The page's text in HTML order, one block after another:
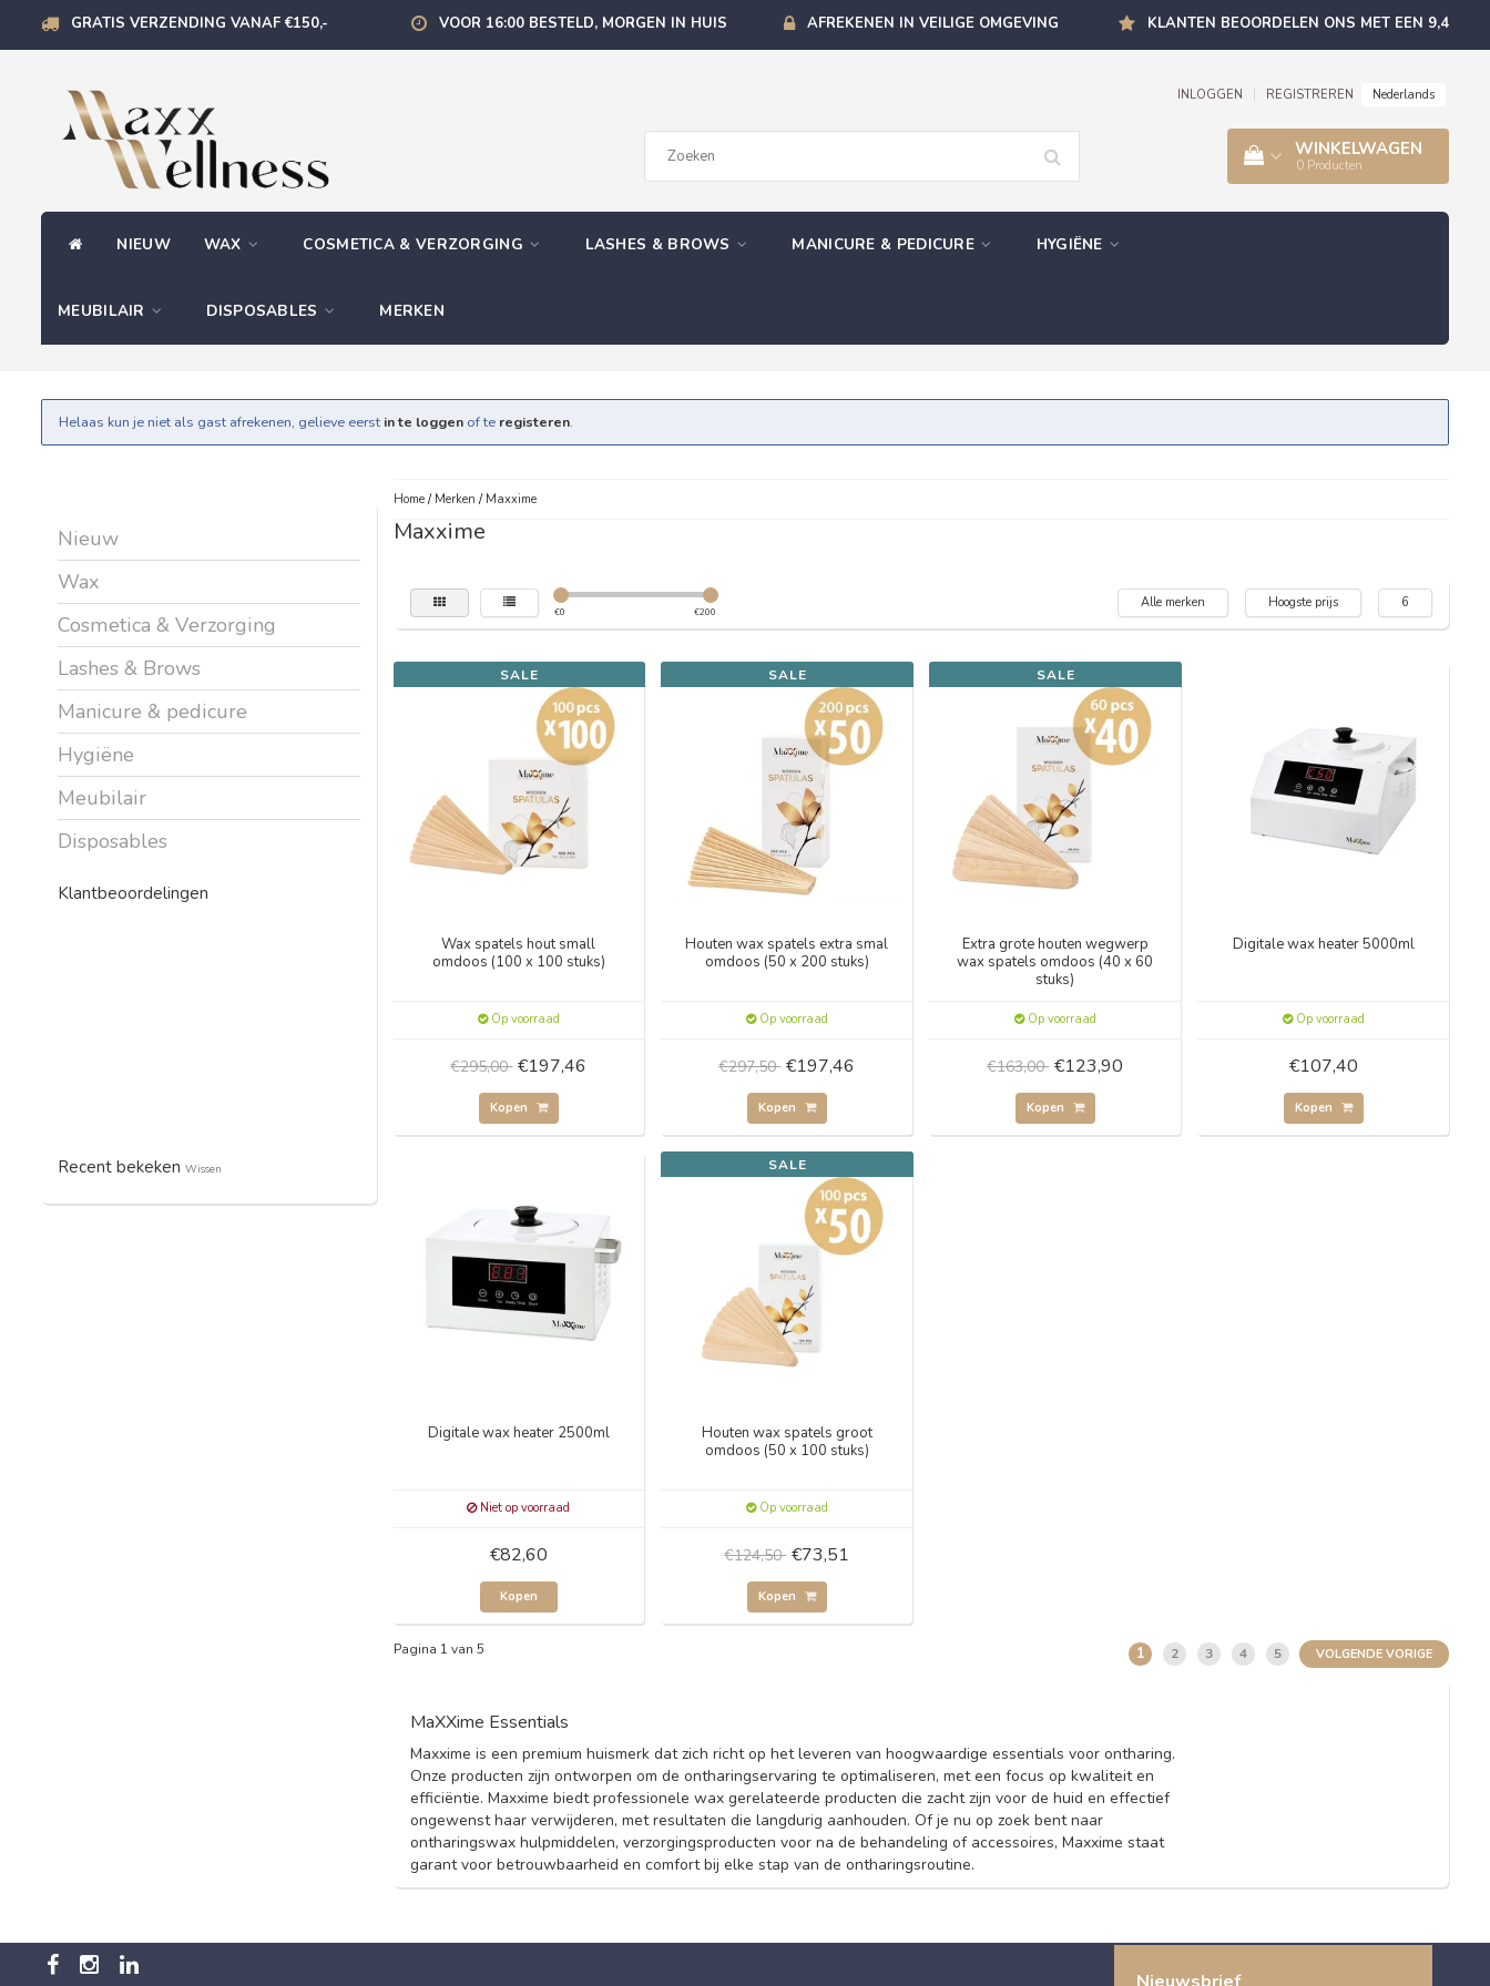
GRATIS VERZENDING VANAF €150,- VOOR 16:00 BESTELD, MORGEN IN HUIS AFREKENEN IN VEILIGE OMGEVING KLANTEN BEOORDELEN ONS MET EEN 9,4
INLOGGEN REGISTREREN Nederlands
WINKELWAGEN
0 Producten
NIEUW WAX COSMETICA & VERZORGING LASHES & BROWS MANICURE & PEDICURE HYGIËNE
MEUBILAIR DISPOSABLES MERKEN
Helaas kun je niet als gast afrekenen, gelieve eerst in te loggen of te registeren.
Nieuw
Wax
Cosmetica & Verzorging
Lashes & Brows
Manicure & pedicure
Hygiëne
Meubilair
Disposables
Klantbeoordelingen
Recent bekeken Wissen
Home/ Merken / Maxxime
Maxxime
€0 €200
Alle merken Hoogste prijs 6
SALE
Wax spatels hout small
omdoos (100 x 100 stuks)
Op voorraad
€295,00 €197,46
Kopen
SALE
Houten wax spatels extra smal
omdoos (50 x 200 stuks)
Op voorraad
€297,50 €197,46
Kopen
SALE
Extra grote houten wegwerp
wax spatels omdoos (40 x 60
stuks)
Op voorraad
€163,00 €123,90
Kopen
Digitale wax heater 5000ml
Op voorraad
€107,40
Kopen
Digitale wax heater 2500ml
Niet op voorraad
€82,60
Kopen
SALE
Houten wax spatels groot
omdoos (50 x 100 stuks)
Op voorraad
€124,50 €73,51
Kopen
Pagina 1 van 5 1 2 3 4 5 VOLGENDE VORIGE
MaXXime Essentials
Maxxime is een premium huismerk dat zich richt op het leveren van hoogwaardige essentials voor ontharing.
Onze producten zijn ontworpen om de ontharingservaring te optimaliseren, met een focus op kwaliteit en
efficiëntie. Maxxime biedt professionele wax gerelateerde producten die zacht zijn voor de huid en effectief
ongewenst haar verwijderen, met resultaten die langdurig aanhouden. Of je nu op zoek bent naar
ontharingswax hulpmiddelen, verzorgingsproducten voor na de behandeling of accessoires, Maxxime staat
garant voor betrouwbaarheid en comfort bij elke stap van de ontharingsroutine.